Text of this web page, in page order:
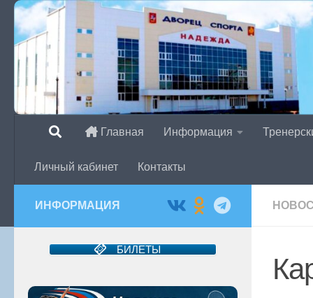
Перейти к содержимому
Главная Информация
Личный кабинет Контакты
ИНФОРМАЦИЯ
БИЛЕТЫ